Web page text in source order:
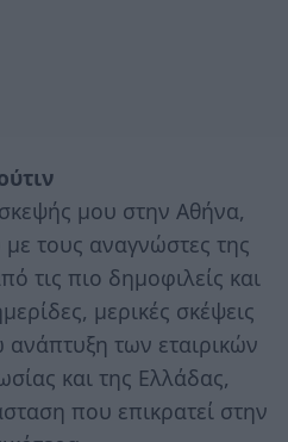
μου στην Αθήνα,
τους αναγνώστες της
τις πιο δημοφιλείς και
μερικές σκέψεις
των εταιρικών
και της Ελλάδας,
που επικρατεί στην